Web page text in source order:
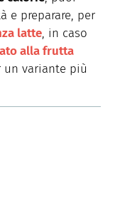
e preparare, per
latte, in caso
alla frutta
un variante più